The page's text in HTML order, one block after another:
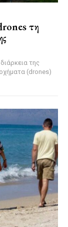
τη
της
(drones)